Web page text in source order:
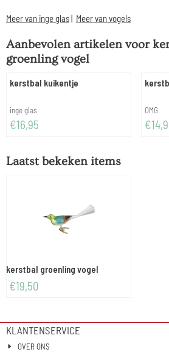
Meer van inge glas| Meer van vogels
Aanbevolen artikelen voor
groenling vogel
kerstbal kuikentje
Merk:
inge glas
Prijs: 16,95
€16,95
Merk:
OMG
Prijs:
Laatst bekeken items
kerstbal groenling vogel
€19,50
KLANTENSERVICE
OVER ONS